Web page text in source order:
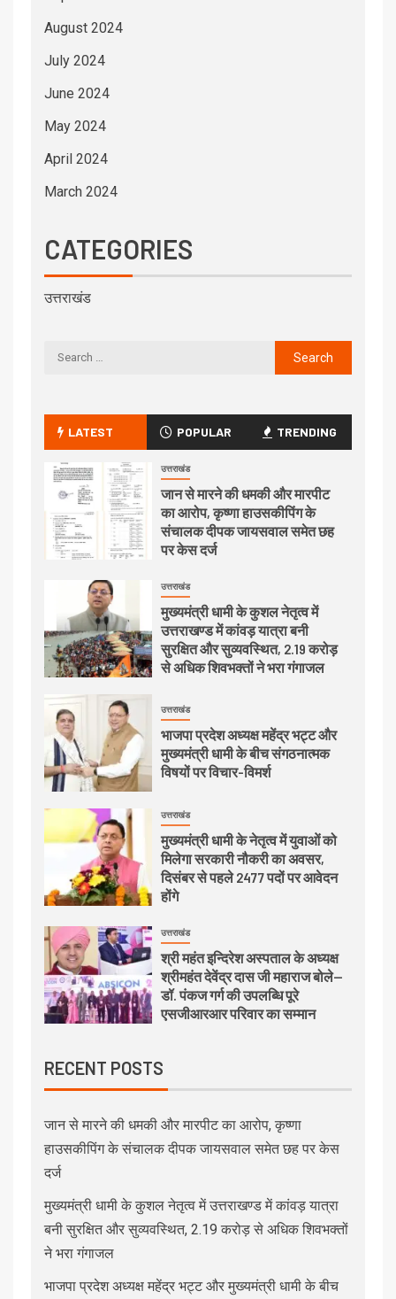
August 2024
July 2024
June 2024
May 2024
April 2024
March 2024
CATEGORIES
उत्तराखंड
LATEST POPULAR TRENDING
उत्तराखंड
जान से मारने की धमकी और मारपीट
का आरोप, कृष्णा हाउसकीपिंग के
संचालक दीपक जायसवाल समेत छह
पर केस दर्ज
उत्तराखंड
मुख्यमंत्री धामी के कुशल नेतृत्व में
उत्तराखण्ड में कांवड़ यात्रा बनी
सुरक्षित और सुव्यवस्थित, 2.19 करोड़
से अधिक शिवभक्तों ने भरा गंगाजल
उत्तराखंड
भाजपा प्रदेश अध्यक्ष महेंद्र भट्ट और
मुख्यमंत्री धामी के बीच संगठनात्मक
विषयों पर विचार-विमर्श
उत्तराखंड
मुख्यमंत्री धामी के नेतृत्व में युवाओं को
मिलेगा सरकारी नौकरी का अवसर,
दिसंबर से पहले 2477 पदों पर आवेदन
होंगे
उत्तराखंड
श्री महंत इन्दिरेश अस्पताल के अध्यक्ष
श्रीमहंत देवेंद्र दास जी महाराज बोले—
डॉ. पंकज गर्ग की उपलब्धि पूरे
एसजीआरआर परिवार का सम्मान
RECENT POSTS
जान से मारने की धमकी और मारपीट का आरोप, कृष्णा
हाउसकीपिंग के संचालक दीपक जायसवाल समेत छह पर केस
दर्ज
मुख्यमंत्री धामी के कुशल नेतृत्व में उत्तराखण्ड में कांवड़ यात्रा
बनी सुरक्षित और सुव्यवस्थित, 2.19 करोड़ से अधिक शिवभक्तों
ने भरा गंगाजल
भाजपा प्रदेश अध्यक्ष महेंद्र भट्ट और मुख्यमंत्री धामी के बीच